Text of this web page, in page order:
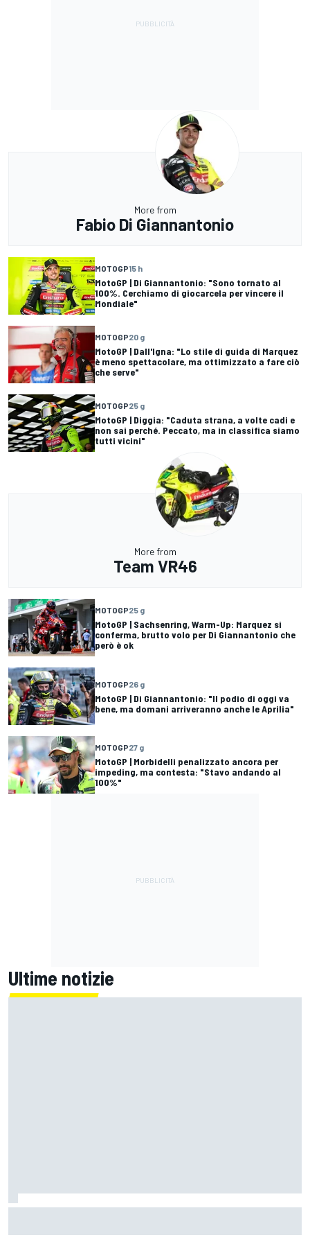
More from
Fabio Di Giannantonio
MOTOGP15 h
MotoGP | Di Giannantonio: "Sono tornato al
100%. Cerchiamo di giocarcela per vincere il
Mondiale"
MOTOGP20 g
MotoGP | Dall'Igna: "Lo stile di guida di Marquez
è meno spettacolare, ma ottimizzato a fare ciò
che serve"
MOTOGP25 g
MotoGP | Diggia: "Caduta strana, a volte cadi e
non sai perché. Peccato, ma in classifica siamo
tutti vicini"
More from
Team VR46
MOTOGP25 g
MotoGP | Sachsenring, Warm-Up: Marquez si
conferma, brutto volo per Di Giannantonio che
però è ok
MOTOGP26 g
MotoGP | Di Giannantonio: "Il podio di oggi va
bene, ma domani arriveranno anche le Aprilia"
MOTOGP27 g
MotoGP | Morbidelli penalizzato ancora per
impeding, ma contesta: "Stavo andando al
100%"
Ultime notizie